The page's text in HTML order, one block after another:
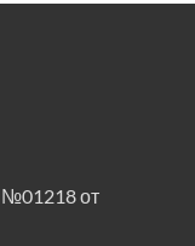
№01218 от